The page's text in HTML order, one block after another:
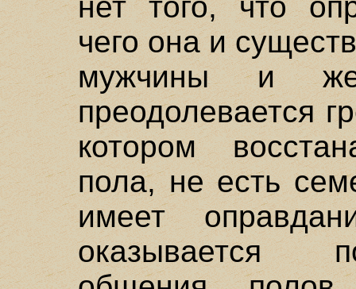
чего она и
мужчины и
преодолевается
котором
пола, не есть
имеет
оказывается